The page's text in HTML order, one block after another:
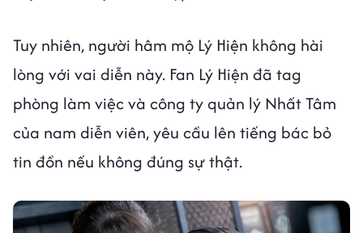
Tuy nhiên, người hâm mộ Lý Hiện không hài
lòng với vai diễn này. Fan Lý Hiện đã tag
phòng làm việc và công ty quản lý Nhất Tâm
của nam diễn viên, yêu cầu lên tiếng bác bỏ
tin đồn nếu không đúng sự thật.